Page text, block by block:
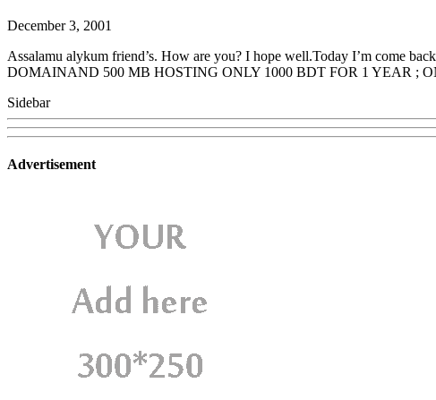
December 3, 2001
Assalamu alykum friend’s. How are you? I hope well.Today I’m come
DOMAINAND 500 MB HOSTING ONLY 1000 BDT FOR 1 YEAR ;
Sidebar
Advertisement